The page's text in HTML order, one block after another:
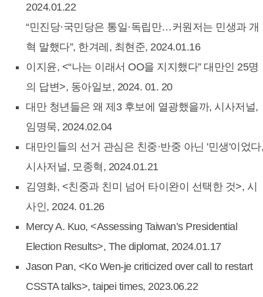
2024.01.22
“민진당·국민당은 통일·독립만…커원저는 민생과 개
혁 말했다”, 한겨레, 최현준, 2024.01.16
이지윤, <“나는 이래서 OO을 지지했다” 대만인 25명
의 답변>, 동아일보, 2024. 01. 20
대만 청년들은 왜 제3 후보에 열광했을까, 시사저널,
임명묵, 2024.02.04
대만인들의 선거 관심은 친중·반중 아닌 '민생'이었다,
시사저널, 모종혁, 2024.01.21
김영화, <친중과 친미 넘어 타이완이 선택한 것>, 시
사인, 2024. 01.26
Mercy A. Kuo, <Assessing Taiwan’s Presidential
Election Results>, The diplomat, 2024.01.17
Jason Pan, <Ko Wen-je criticized over call to restart
CSSTA talks>, taipei times, 2023.06.22